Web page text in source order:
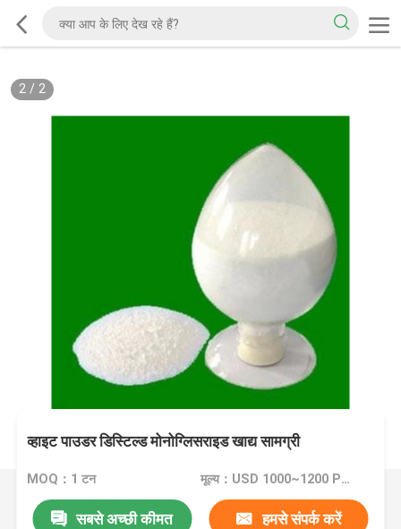
2/ 2
व्हाइट पाउडर डिस्टिल्ड मोनोग्लिसराइड खाद्य सामग्री
MOQ：1 टन मूल्य：USD 1000~1200 Per Ton
सबसे अच्छी कीमत हमसे संपर्क करें